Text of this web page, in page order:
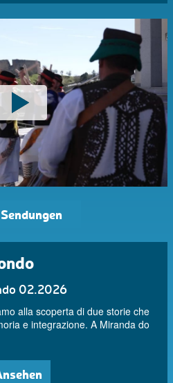
02.2026
alla scoperta di due storie che
e integrazione. A Miranda do